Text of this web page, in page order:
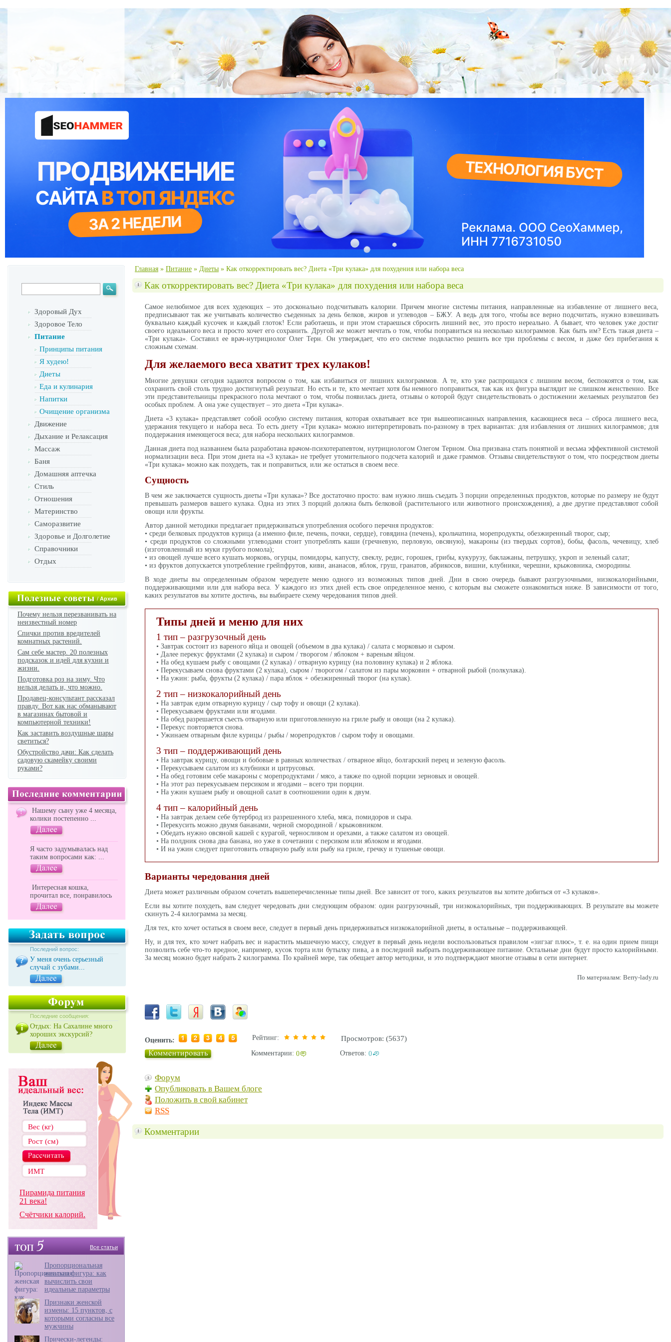
Здоровый Дух
Здоровое Тело
Питание
Принципы питания
Я худею!
Диеты
Еда и кулинария
Напитки
Очищение организма
Движение
Дыхание и Релаксация
Массаж
Баня
Домашняя аптечка
Стиль
Отношения
Материнство
Саморазвитие
Здоровье и Долголетие
Справочники
Отдых
/Архив
Почему нельзя перезванивать на
неизвестный номер
Спички против вредителей
комнатных растений.
Сам себе мастер. 20 полезных
подсказок и идей для кухни и
жизни.
Подготовка роз на зиму. Что
нельзя делать и, что можно.
Продавец-консультант рассказал
правду. Вот как нас обманывают
в магазинах бытовой и
компьютерной техники!
Как заставить воздушные шары
светиться?
Обустройство дачи: Как сделать
садовую скамейку своими
руками?
Нашему сыну уже 4 месяца,
колики постепенно ...
Я часто задумывалась над
таким вопросами как: ...
Интересная кошка,
прочитал все, понравилось
Последний вопрос:
У меня очень серьезный
случай с зубами...
Последние сообщения:
Отдых: На Сахалине много
хороших экскурсий?
Пирамида питания
21 века!
Счётчики калорий.
Все статьи
Пропорциональная
женская фигура: как
вычислить свои
идеальные параметры
Признаки женской
измены: 15 пунктов, с
которыми согласны все
мужчины
Прически-легенды:
Главная » Питание » Диеты » Как откорректировать вес? Диета «Три кулака» для похудения или набора веса
Как откорректировать вес? Диета «Три кулака» для похудения или набора веса
Самое нелюбимое для всех худеющих – это досконально подсчитывать калории. Причем многие системы питания, направленные на избавление от лишнего веса,
предписывают так же учитывать количество съеденных за день белков, жиров и углеводов – БЖУ. А ведь для того, чтобы все верно подсчитать, нужно взвешивать
буквально каждый кусочек и каждый глоток! Если работаешь, и при этом стараешься сбросить лишний вес, это просто нереально. А бывает, что человек уже достиг
своего идеального веса и просто хочет его сохранить. Другой же может мечтать о том, чтобы поправиться на несколько килограммов. Как быть им? Есть такая диета –
«Три кулака». Составил ее врач-нутрициолог Олег Терн. Он утверждает, что его системе подвластно решить все три проблемы с весом, и даже без прибегания к
сложным схемам.
Для желаемого веса хватит трех кулаков!
Многие девушки сегодня задаются вопросом о том, как избавиться от лишних килограммов. А те, кто уже распрощался с лишним весом, беспокоятся о том, как
сохранить свой столь трудно достигнутый результат. Но есть и те, кто мечтает хотя бы немного поправиться, так как их фигура выглядит не слишком женственно. Все
эти представительницы прекрасного пола мечтают о том, чтобы появилась диета, отзывы о которой будут свидетельствовать о достижении желаемых результатов без
особых проблем. А она уже существует – это диета «Три кулака».
Диета «3 кулака» представляет собой особую систему питания, которая охватывает все три вышеописанных направления, касающиеся веса – сброса лишнего веса,
удержания текущего и набора веса. То есть диету «Три кулака» можно интерпретировать по-разному в трех вариантах: для избавления от лишних килограммов; для
поддержания имеющегося веса; для набора нескольких килограммов.
Данная диета под названием была разработана врачом-психотерапевтом, нутрициологом Олегом Терном. Она призвана стать понятной и весьма эффективной системой
нормализации веса. При этом диета на «3 кулака» не требует утомительного подсчета калорий и даже граммов. Отзывы свидетельствуют о том, что посредством диеты
«Три кулака» можно как похудеть, так и поправиться, или же остаться в своем весе.
Сущность
В чем же заключается сущность диеты «Три кулака»? Все достаточно просто: вам нужно лишь съедать 3 порции определенных продуктов, которые по размеру не будут
превышать размеров вашего кулака. Одна из этих 3 порций должна быть белковой (растительного или животного происхождения), а две другие представляют собой
овощи или фрукты.
Автор данной методики предлагает придерживаться употребления особого перечня продуктов:
• среди белковых продуктов курица (а именно филе, печень, почки, сердце), говядина (печень), крольчатина, морепродукты, обезжиренный творог, сыр;
• среди продуктов со сложными углеводами стоит употреблять каши (гречневую, перловую, овсяную), макароны (из твердых сортов), бобы, фасоль, чечевицу, хлеб
(изготовленный из муки грубого помола);
• из овощей лучше всего кушать морковь, огурцы, помидоры, капусту, свеклу, редис, горошек, грибы, кукурузу, баклажаны, петрушку, укроп и зеленый салат;
• из фруктов допускается употребление грейпфрутов, киви, ананасов, яблок, груш, гранатов, абрикосов, вишни, клубники, черешни, крыжовника, смородины.
В ходе диеты вы определенным образом чередуете меню одного из возможных типов дней. Дни в свою очередь бывают разгрузочными, низкокалорийными,
поддерживающими или для набора веса. У каждого из этих дней есть свое определенное меню, с которым вы сможете ознакомиться ниже. В зависимости от того,
каких результатов вы хотите достичь, вы выбираете схему чередования типов дней.
Типы дней и меню для них
1 тип – разгрузочный день
• Завтрак состоит из вареного яйца и овощей (объемом в два кулака) / салата с морковью и сыром.
• Далее перекус фруктами (2 кулака) и сыром / творогом / яблоком + вареным яйцом.
• На обед кушаем рыбу с овощами (2 кулака) / отварную курицу (на половину кулака) и 2 яблока.
• Перекусываем снова фруктами (2 кулака), сыром / творогом / салатом из пары морковин + отварной рыбой (полкулака).
• На ужин: рыба, фрукты (2 кулака) / пара яблок + обезжиренный творог (на кулак).
2 тип – низкокалорийный день
• На завтрак едим отварную курицу / сыр тофу и овощи (2 кулака).
• Перекусываем фруктами или ягодами.
• На обед разрешается съесть отварную или приготовленную на гриле рыбу и овощи (на 2 кулака).
• Перекус повторяется снова.
• Ужинаем отварным филе курицы / рыбы / морепродуктов / сыром тофу и овощами.
3 тип – поддерживающий день
• На завтрак курицу, овощи и бобовые в равных количествах / отварное яйцо, болгарский перец и зеленую фасоль.
• Перекусываем салатом из клубники и цитрусовых.
• На обед готовим себе макароны с морепродуктами / мясо, а также по одной порции зерновых и овощей.
• На этот раз перекусываем персиком и ягодами – всего три порции.
• На ужин кушаем рыбу и овощной салат в соотношении один к двум.
4 тип – калорийный день
• На завтрак делаем себе бутерброд из разрешенного хлеба, мяса, помидоров и сыра.
• Перекусить можно двумя бананами, черной смородиной / крыжовником.
• Обедать нужно овсяной кашей с курагой, черносливом и орехами, а также салатом из овощей.
• На полдник снова два банана, но уже в сочетании с персиком или яблоком и ягодами.
• И на ужин следует приготовить отварную рыбу или рыбу на гриле, гречку и тушеные овощи.
Варианты чередования дней
Диета может различным образом сочетать вышеперечисленные типы дней. Все зависит от того, каких результатов вы хотите добиться от «3 кулаков».
Если вы хотите похудеть, вам следует чередовать дни следующим образом: один разгрузочный, три низкокалорийных, три поддерживающих. В результате вы можете
скинуть 2-4 килограмма за месяц.
Для тех, кто хочет остаться в своем весе, следует в первый день придерживаться низкокалорийной диеты, в остальные – поддерживающей.
Ну, и для тех, кто хочет набрать вес и нарастить мышечную массу, следует в первый день недели воспользоваться правилом «зигзаг плюс», т. е. на один прием пищи
позволить себе что-то вредное, например, кусок торта или бутылку пива, а в последний выбрать поддерживающее питание. Остальные дни будут просто калорийными.
За месяц можно будет набрать 2 килограмма. По крайней мере, так обещает автор методики, и это подтверждают многие отзывы в сети интернет.
По материалам: Вerry-lady.ru
Оценить: Рейтинг: Просмотров: (5637)
Комментарии: 0 Ответов: 0
Форум
Опубликовать в Вашем блоге
Положить в свой кабинет
RSS
Комментарии